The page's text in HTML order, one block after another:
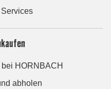
HORNBACH
abholen